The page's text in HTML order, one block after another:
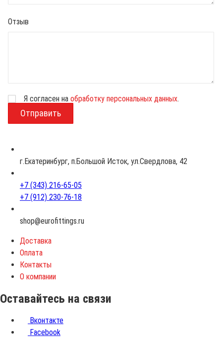
Отзыв
з
Я согласен на обработку персональных данных.
г.Екатеринбург, п.Большой Исток, ул.Свердлова, 42
+7 (343) 216-65-05
+7 (912) 230-76-18
shop@eurofittings.ru
Доставка
Оплата
Контакты
О компании
Оставайтесь на связи
Вконтакте
Facebook